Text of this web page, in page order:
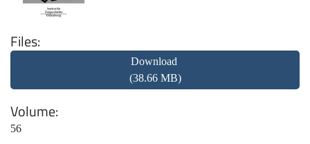
Files
Download
(38.66 MB)
Volume
56